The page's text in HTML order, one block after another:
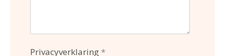
Privacyverklaring